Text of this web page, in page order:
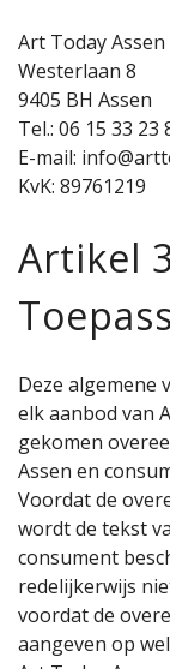
Art Today Assen
Westerlaan 8
9405 BH Assen
Tel.: 06 15 33 23
E-mail:
KvK: 89761219
Artikel
Deze algemene
elk aanbod van
gekomen
Assen en
Voordat de
wordt de tekst
consument
redelijkerwijs
voordat de
aangeven op